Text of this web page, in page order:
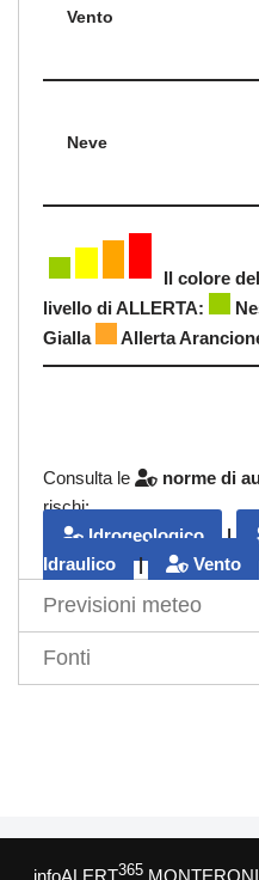
Vento
Neve
Il colore
livello di ALLERTA:
Gialla
Allerta
Consulta le norme di
rischi:
Idrogeologico
|
Idraulico
| Vento
Previsioni meteo
Fonti
365